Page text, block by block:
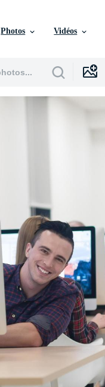
Photos Vidéos